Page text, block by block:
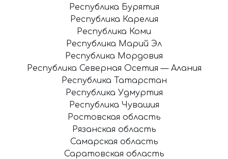
Республика Бурятия
Республика Карелия
Республика Коми
Республика Марий Эл
Республика Мордовия
Республика Северная Осетия — Алания
Республика Татарстан
Республика Удмуртия
Республика Чувашия
Ростовская область
Рязанская область
Самарская область
Саратовская область